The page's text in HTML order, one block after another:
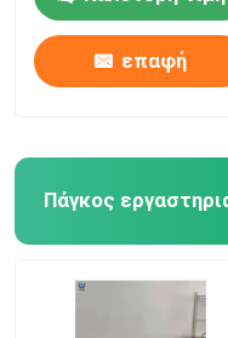
επαφή
Πάγκος